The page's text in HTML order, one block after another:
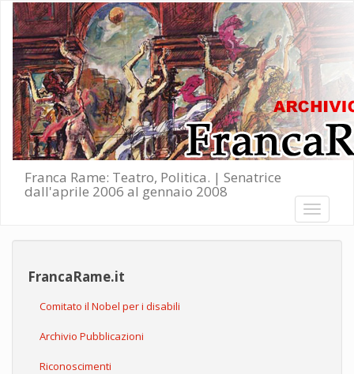
Salta al contenuto principale
Franca Rame: Teatro, Politica. | Senatrice
dall'aprile 2006 al gennaio 2008
Toggle
FrancaRame.it
Comitato il Nobel per i disabili
Archivio Pubblicazioni
Riconoscimenti